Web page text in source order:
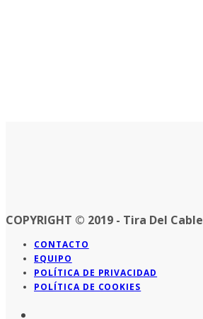
COPYRIGHT © 2019 - Tira Del Cable
CONTACTO
EQUIPO
POLÍTICA DE PRIVACIDAD
POLÍTICA DE COOKIES